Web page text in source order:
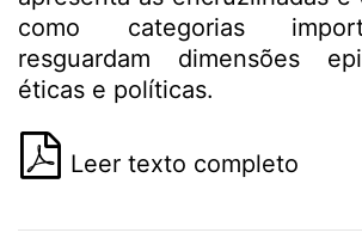
como categorias
resguardam dimensões
éticas e políticas.
Leer texto completo